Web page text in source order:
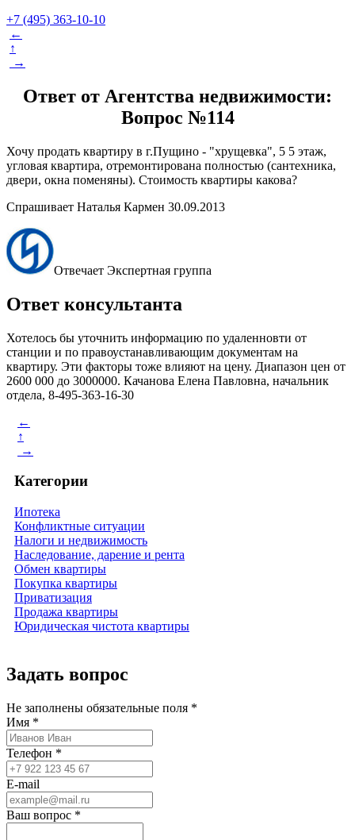
+7 (495) 363-10-10
←
↑
→
Ответ от Агентства недвижимости:
Вопрос №114
Хочу продать квартиру в г.Пущино - "хрущевка", 5 5 этаж,
угловая квартира, отремонтирована полностью (сантехника,
двери, окна поменяны). Стоимость квартиры какова?
Спрашивает Наталья Кармен 30.09.2013
Отвечает Экспертная группа
Ответ консультанта
Хотелось бы уточнить информацию по удаленновти от
станции и по правоустанавливающим документам на
квартиру. Эти факторы тоже влияют на цену. Диапазон цен от
2600 000 до 3000000. Качанова Елена Павловна, начальник
отдела, 8-495-363-16-30
←
↑
→
Категории
Ипотека
Конфликтные ситуации
Налоги и недвижимость
Наследование, дарение и рента
Обмен квартиры
Покупка квартиры
Приватизация
Продажа квартиры
Юридическая чистота квартиры
Задать вопрос
Не заполнены обязательные поля *
Имя *
Телефон *
E-mail
Ваш вопрос *